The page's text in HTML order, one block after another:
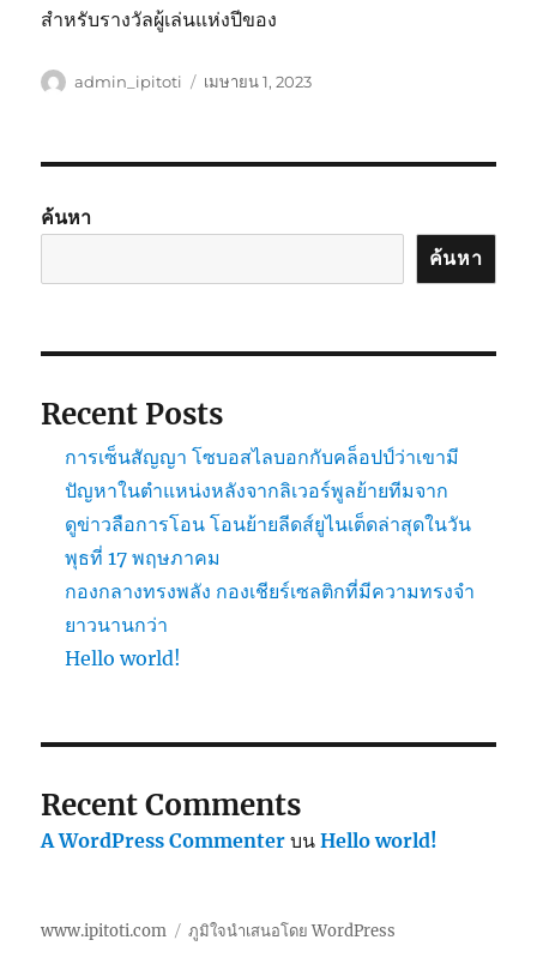
สำหรับรางวัลผู้เล่นแห่งปีของ
ผู้
admin_ipitoti
เขียน
เมษายน 1, 2023
ค้นหา
ค้นหา
Recent Posts
การเซ็นสัญญา โซบอสไลบอกกับคล็อปป์ว่าเขามี
ปัญหาในตำแหน่งหลังจากลิเวอร์พูลย้ายทีมจาก
ดูข่าวลือการโอน โอนย้ายลีดส์ยูไนเต็ดล่าสุดในวัน
พุธที่ 17 พฤษภาคม
กองกลางทรงพลัง กองเชียร์เซลติกที่มีความทรงจำ
ยาวนานกว่า
Hello world!
Recent Comments
A WordPress Commenter บนHello world!
www.ipitoti.com ภูมิใจนำเสนอโดย WordPress